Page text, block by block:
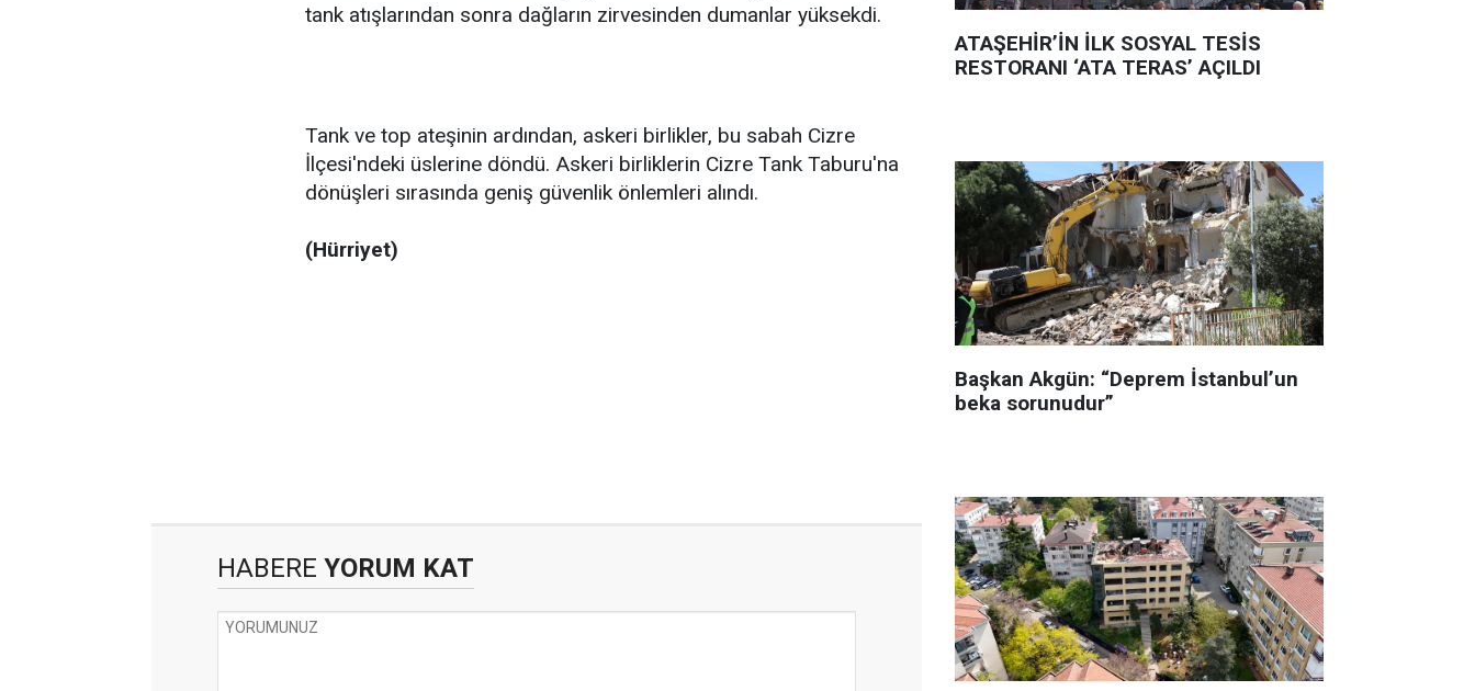
tank atışlarından sonra dağların zirvesinden dumanlar yüksekdi.
Tank ve top ateşinin ardından, askeri birlikler, bu sabah Cizre
İlçesi'ndeki üslerine döndü. Askeri birliklerin Cizre Tank Taburu'na
dönüşleri sırasında geniş güvenlik önlemleri alındı.
(Hürriyet)
HABERE YORUM KAT
ATAŞEHİR’İN İLK SOSYAL TESİS
RESTORANI ‘ATA TERAS’ AÇILDI
Başkan Akgün: “Deprem İstanbul’un
beka sorunudur”